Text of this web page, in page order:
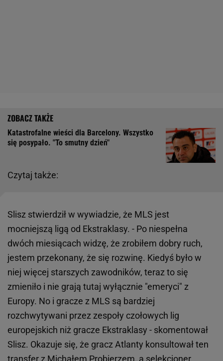
Czytaj także:
Katastrofalne wieści dla Barcelony. Wszystko
się posypało. "To smutny dzień"
Slisz stwierdził w wywiadzie, że MLS jest
mocniejszą ligą od Ekstraklasy. - Po niespełna
dwóch miesiącach widzę, że zrobiłem dobry ruch,
jestem przekonany, że się rozwinę. Kiedyś było w
niej więcej starszych zawodników, teraz to się
zmieniło i nie grają tutaj wyłącznie "emeryci" z
Europy. No i gracze z MLS są bardziej
rozchwytywani przez zespoły czołowych lig
europejskich niż gracze Ekstraklasy - skomentował
Slisz. Okazuje się, że gracz Atlanty konsultował ten